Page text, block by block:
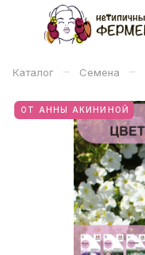
Каталог – Семена –
ОТ АННЫ АКИНИНОЙ